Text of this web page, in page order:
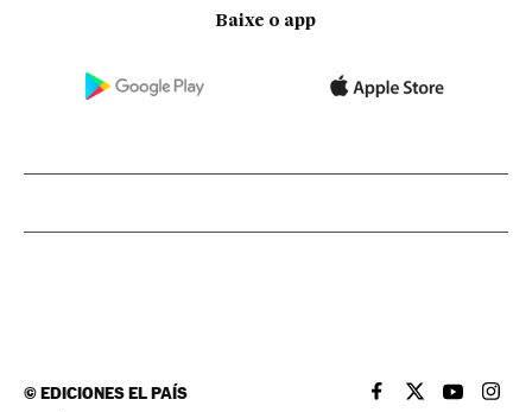
Baixe o app
©EDICIONES EL PAÍS EL PAÍS BRASIL EN
EL PAÍSEL PAÍS
EL